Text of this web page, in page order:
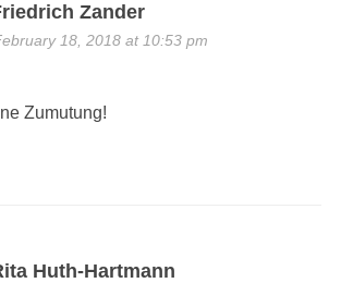
Zander
18, 2018 at 10:53 pm
Zumutung!
Huth-Hartmann